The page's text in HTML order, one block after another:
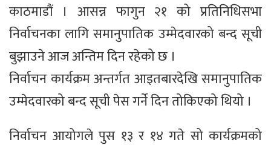
काठमाडौं । आसन्न फागुन २१ को प्रतिनिधिसभा
निर्वाचनका लागि समानुपातिक उम्मेदवारको बन्द सूची
बुझाउने आज अन्तिम दिन रहेको छ ।
निर्वाचन कार्यक्रम अन्तर्गत आइतबारदेखि समानुपातिक
उम्मेदवारको बन्द सूची पेस गर्ने दिन तोकिएको थियो ।
निर्वाचन आयोगले पुस १३ र १४ गते सो कार्यक्रमको